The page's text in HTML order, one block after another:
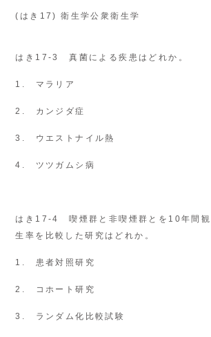
(はき17) 衛生学公衆衛生学
はき17-3 真菌による疾患はどれか。
1. マラリア
2. カンジダ症
3. ウエストナイル熱
4. ツツガムシ病
はき17-4 喫煙群と非喫煙群とを10年間観
生率を比較した研究はどれか。
1. 患者対照研究
2. コホート研究
3. ランダム化比較試験